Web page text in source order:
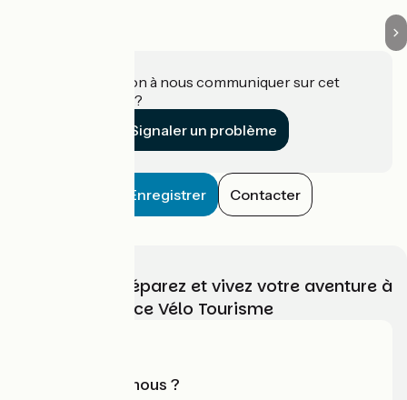
Une information à nous communiquer sur cet
établissement ?
Signaler un problème
Enregistrer Contacter
Choisissez, préparez et vivez votre aventure à
vélo avec France Vélo Tourisme
Qui sommes-nous ?